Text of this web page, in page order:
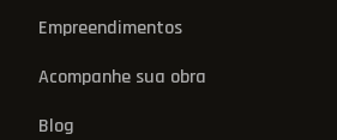
Empreendimentos
Acompanhe sua obra
Blog